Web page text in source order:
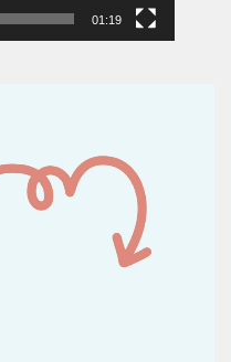
01:19